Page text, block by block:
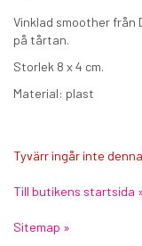
Vinklad smoother från
på tårtan.
Storlek 8 x 4 cm.
Material: plast
Tyvärr ingår inte
Till butikens startsida
Sitemap »